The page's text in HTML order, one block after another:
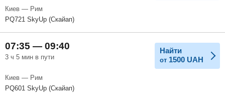
Киев — Рим
PQ721 SkyUp (Скайап)
07:35 — 09:40
3 ч 5 мин в пути
Найти
от 1500 UAH
Киев — Рим
PQ601 SkyUp (Скайап)